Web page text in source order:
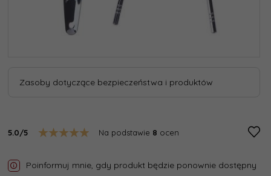
Zasoby dotyczące bezpieczeństwa i produktów
5.0/5 Na podstawie 8 ocen
Poinformuj mnie, gdy produkt będzie ponownie dostępny